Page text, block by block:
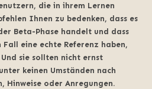
die in ihrem Lernen
Ihnen zu bedenken, dass es
Beta-Phase handelt und dass
eine echte Referenz haben,
sie sollten nicht ernst
keinen Umständen nach
Hinweise oder Anregungen.